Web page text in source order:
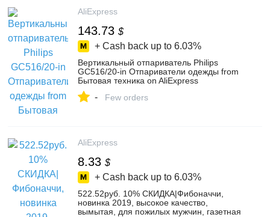
AliExpress
143.73 $
+ Cash back up to 6.03%
Вертикальный отпариватель Philips
GC516/20-in Отпариватели одежды from
Бытовая техника on AliExpress
- Few orders
AliExpress
8.33 $
+ Cash back up to 6.03%
522.52руб. 10% СКИДКА|Фибоначчи,
новинка 2019, высокое качество,
вымытая, для пожилых мужчин, газетная